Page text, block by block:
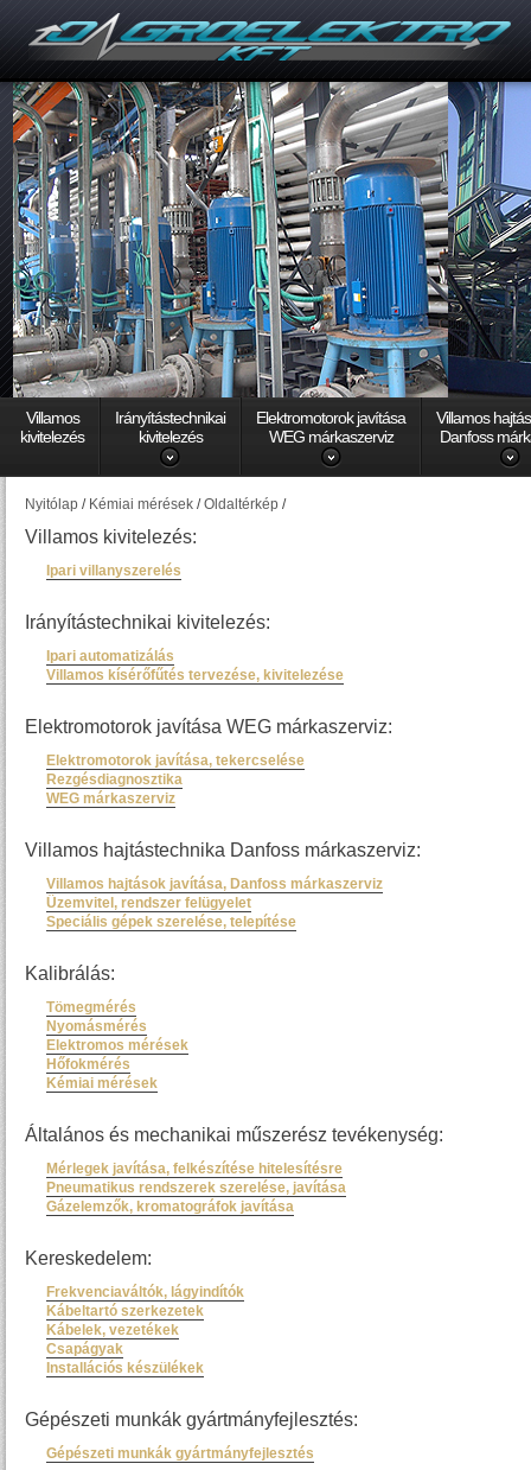
Villamos
kivitelezés
Irányítástechnikai
kivitelezés
Elektromotorok javítása
WEG márkaszerviz
Villamos
Danfoss
Nyitólap / Kémiai mérések /Oldaltérkép /
Villamos kivitelezés:
Ipari villanyszerelés
Irányítástechnikai kivitelezés:
Ipari automatizálás
Villamos kísérőfűtés tervezése, kivitelezése
Elektromotorok javítása WEG márkaszerviz:
Elektromotorok javítása, tekercselése
Rezgésdiagnosztika
WEG márkaszerviz
Villamos hajtástechnika Danfoss márkaszerviz:
Villamos hajtások javítása, Danfoss márkaszerviz
Üzemvitel, rendszer felügyelet
Speciális gépek szerelése, telepítése
Kalibrálás:
Tömegmérés
Nyomásmérés
Elektromos mérések
Hőfokmérés
Kémiai mérések
Általános és mechanikai műszerész tevékenység:
Mérlegek javítása, felkészítése hitelesítésre
Pneumatikus rendszerek szerelése, javítása
Gázelemzők, kromatográfok javítása
Kereskedelem:
Frekvenciaváltók, lágyindítók
Kábeltartó szerkezetek
Kábelek, vezetékek
Csapágyak
Installációs készülékek
Gépészeti munkák gyártmányfejlesztés:
Gépészeti munkák gyártmányfejlesztés